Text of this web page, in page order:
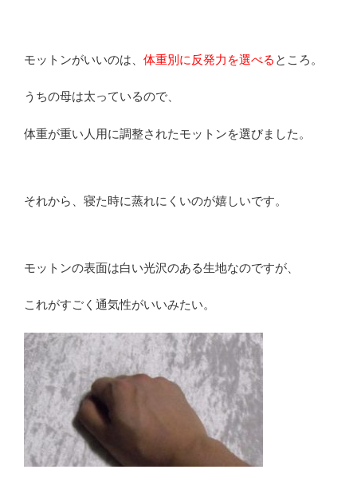
モットンがいいのは、 体重別に反発力を選べる ところ。
うちの母は太っているので、
体重が重い人用に調整されたモットンを選びました。
それから、寝た時に蒸れにくいのが嬉しいです。
モットンの表面は白い光沢のある生地なのですが、
これがすごく通気性がいいみたい。